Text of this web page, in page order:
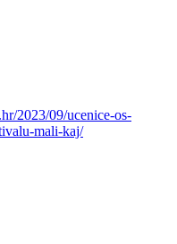
2023/09/ucenice-os-
mali-kaj/